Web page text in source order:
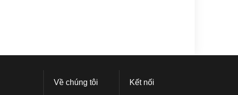
Về chúng tôi Kết nối